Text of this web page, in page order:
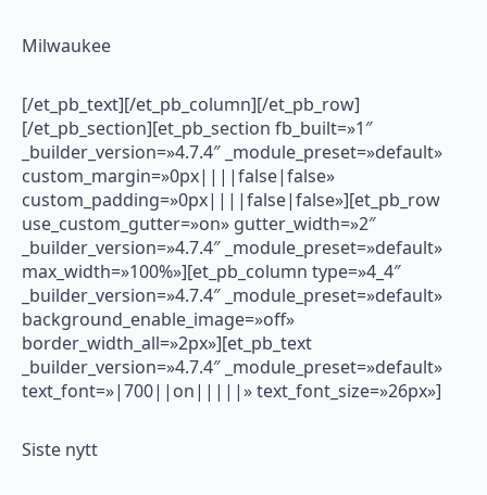
Milwaukee
[/et_pb_text][/et_pb_column][/et_pb_row]
[/et_pb_section][et_pb_section fb_built=»1″
_builder_version=»4.7.4″ _module_preset=»default»
custom_margin=»0px||||false|false»
custom_padding=»0px||||false|false»][et_pb_row
use_custom_gutter=»on» gutter_width=»2″
_builder_version=»4.7.4″ _module_preset=»default»
max_width=»100%»][et_pb_column type=»4_4″
_builder_version=»4.7.4″ _module_preset=»default»
background_enable_image=»off»
border_width_all=»2px»][et_pb_text
_builder_version=»4.7.4″ _module_preset=»default»
text_font=»|700||on|||||» text_font_size=»26px»]
Siste nytt